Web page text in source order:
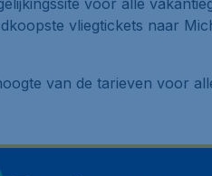
voor alle
vliegtickets naar
van de tarieven voor